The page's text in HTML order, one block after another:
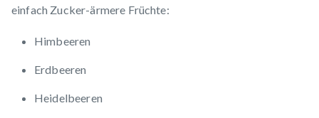
einfach Zucker-ärmere Früchte:
Himbeeren
Erdbeeren
Heidelbeeren